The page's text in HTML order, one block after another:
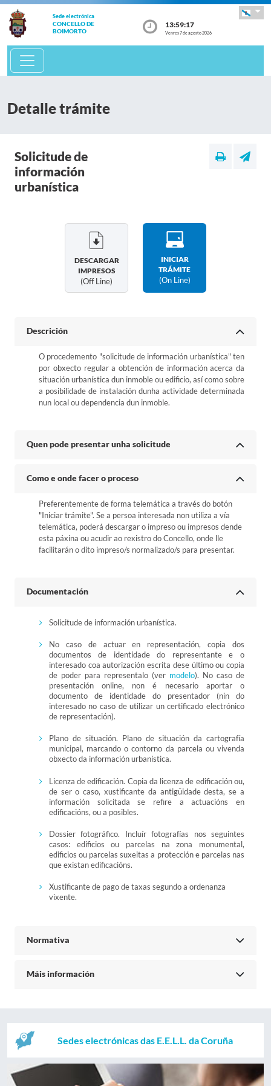
Sede electrónica
CONCELLO DE
BOIMORTO
13:59:18
Venres 7 de agosto 2026
Detalle trámite
Solicitude de
información
urbanística
DESCARGAR
IMPRESOS
(off Line)
INICIAR
TRÁMITE
(on Line)
Descrición
O procedemento "solicitude de información urbanística" ten
por obxecto regular a obtención de información acerca da
situación urbanística dun inmoble ou edificio, así como sobre
a posibilidade de instalación dunha actividade determinada
nun local ou dependencia dun inmoble.
Quen pode presentar unha solicitude
Como e onde facer o proceso
Preferentemente de forma telemática a través do botón
"Iniciar trámite". Se a persoa interesada non utiliza a vía
telemática, poderá descargar o impreso ou impresos dende
esta páxina ou acudir ao rexistro do Concello, onde lle
facilitarán o dito impreso/s normalizado/s para presentar.
Documentación
Solicitude de información urbanística.
No caso de actuar en representación, copia dos
documentos de identidade do representante e o
interesado coa autorización escrita dese último ou copia
de poder para representalo (ver modelo). No caso de
presentación online, non é necesario aportar o
documento de identidade do presentador (nin do
interesado no caso de utilizar un certificado electrónico
de representación).
Plano de situación. Plano de situación da cartografía
municipal, marcando o contorno da parcela ou vivenda
obxecto da información urbanística.
Licenza de edificación. Copia da licenza de edificación ou,
de ser o caso, xustificante da antigüidade desta, se a
información solicitada se refire a actuacións en
edificacións, ou a posibles.
Dossier fotográfico. Incluír fotografías nos seguintes
casos: edificios ou parcelas na zona monumental,
edificios ou parcelas suxeitas a protección e parcelas nas
que existan edificacións.
Xustificante de pago de taxas segundo a ordenanza
vixente.
Normativa
Máis información
Sedes electrónicas das E.E.L.L. da Coruña